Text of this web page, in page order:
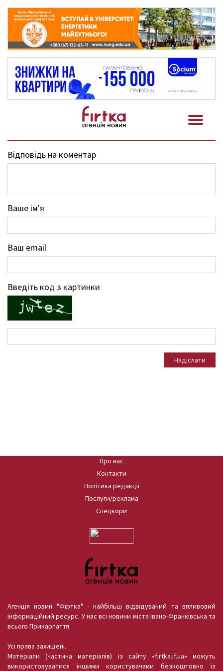
Відповідь на коментар
Ваше ім'я
Ваш email
Введіть код з картинки
Надіслати
Про нас
Контакти
Політика редакції
Послуги/реклама
Спецкори
Агенція новин "Фіртка" - найбільш відвідуваний та впливовий
інформаційний ресурс. У нас всі новини міста Івано-Франківська та
всього Прикарпаття.
Усі права захищені.
Матеріали (частина матеріалів) із сайту «firtka.if.ua» можуть
використовуватися іншими користувачами безкоштовно із